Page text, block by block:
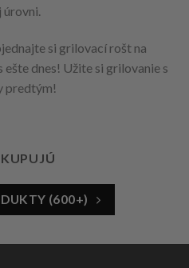
úrovni.
si grilovací rošt na
dnes! Užite si grilovanie s
predtým!
(600+)